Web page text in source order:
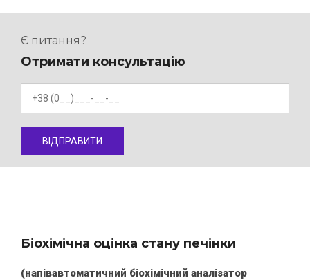
Є питання?
Отримати консультацію
Біохімічна оцінка стану печінки
(напівавтоматичний біохімічний аналізатор